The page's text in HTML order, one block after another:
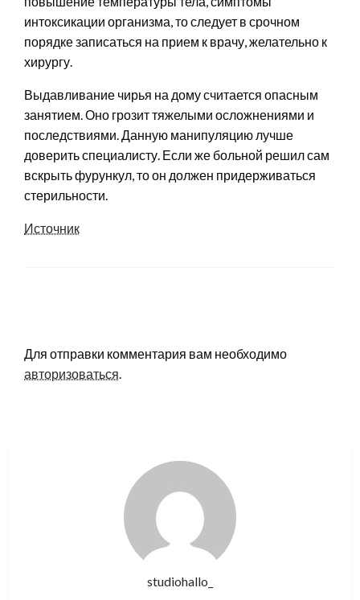
интоксикации организма, то следует в срочном
порядке записаться на прием к врачу, желательно к
хирургу.
Выдавливание чирья на дому считается опасным
занятием. Оно грозит тяжелыми осложнениями и
последствиями. Данную манипуляцию лучше
доверить специалисту. Если же больной решил сам
вскрыть фурункул, то он должен придерживаться
стерильности.
Источник
Для отправки комментария вам необходимо
авторизоваться.
studiohallo_